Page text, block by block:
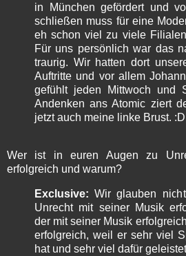
in München gefördert und
schließen muss für eine
eh schon viel zu viele
Für uns persönlich war das
traurig. Wir hatten dort
Auftritte und vor allem
gefühlt jeden Mittwoch und
Andenken ans Atomic ziert
jetzt auch meine linke Brust. :D
Wer ist in euren Augen zu
erfolgreich und warum?
Exclusive: Wir glauben
Unrecht mit seiner Musik
der mit seiner Musik
erfolgreich, weil er sehr viel
hat und sehr viel dafür